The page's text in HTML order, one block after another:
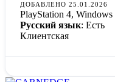
ДОБАВЛЕНО 25.01.2026
PlayStation 4, Windows
Русский язык: Есть
Клиентская